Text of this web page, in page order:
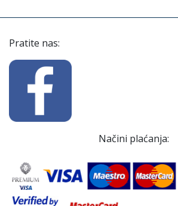
Pratite nas:
Načini plaćanja: